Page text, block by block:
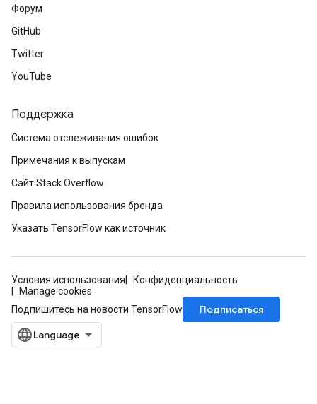
Форум
GitHub
Twitter
YouTube
Поддержка
Система отслеживания ошибок
Примечания к выпускам
Сайт Stack Overflow
Правила использования бренда
Указать TensorFlow как источник
Условия использования
Конфиденциальность
Manage cookies
Подпишитесь на новости TensorFlow
Подписаться